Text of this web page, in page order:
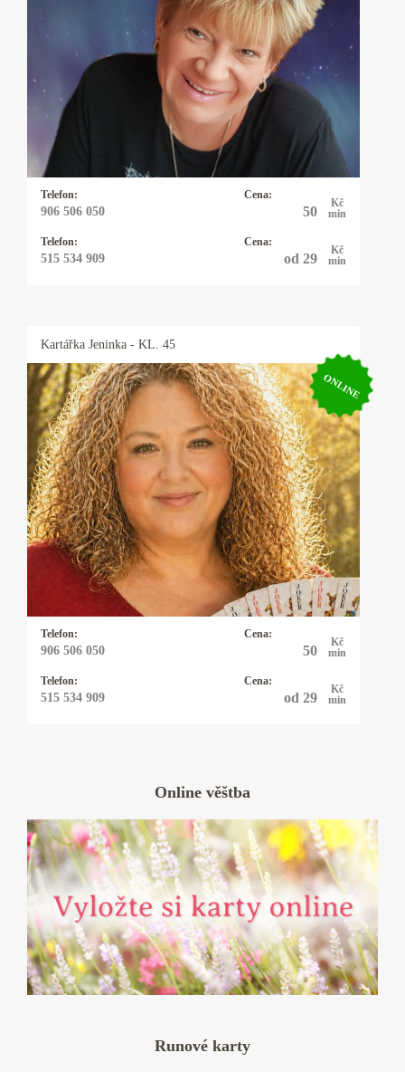
Telefon:
906 506 050
Cena:
50
Kč
min
Telefon:
515 534 909
Cena:
od 29
Kč
min
Kartářka Katka
25 let praxe s výkladem z cikánských a
andělských karet. Pomohu Vám s rozhodnutím
v lásce, práci, financemi a ve všem, na co se mě
zeptá. Někdy přiberu i kyvadlo.
Kartářka Jeninka - KL. 45
ONLINE
Telefon:
906 506 050
Cena:
50
Kč
min
Telefon:
515 534 909
Cena:
od 29
Kč
min
Kartářka Jeninka
Karty se naučila jako malá ve své rodině.
Používá stoletý rakousko-uherský balíček tzv.
cikánek a k tomu Rider-Waite_Smith tarot. Má
čtyřicet let zkušeností. Vykládá i poselství
těžkých nebo opakujících se snů. Hlásí se k
etickému monoteismu. Miluje příběhy, stromy,
psy a kočky.
Online věštba
Runové karty